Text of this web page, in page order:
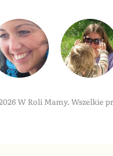
W Roli Mamy. Wszelkie